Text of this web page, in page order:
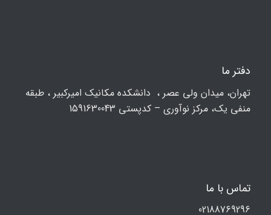
دفتر ما
تهران، ميدان ولي عصر ، دانشکده مكانيك امیرکبیر ، طبقه
منفی یک، مرکز نوآوری – کدپستی 1591630043
تماس با ما
02188769296